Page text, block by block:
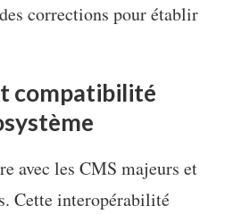
corrections pour établir
compatibilité
avec les CMS majeurs et
Cette interopérabilité